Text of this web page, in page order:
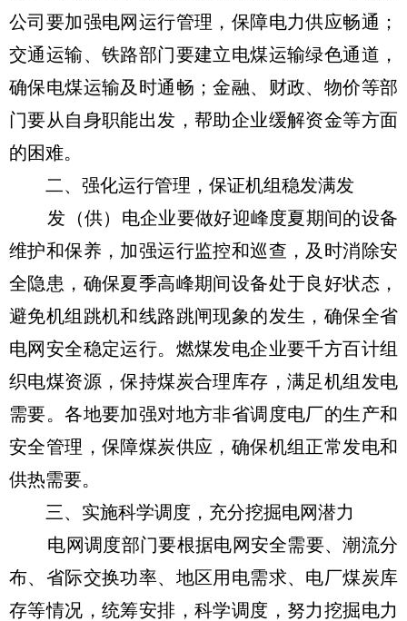
公司要加强电网运行管理，保障电力供应畅通；
交通运输、铁路部门要建立电煤运输绿色通道，
确保电煤运输及时通畅；金融、财政、物价等部
门要从自身职能出发，帮助企业缓解资金等方面
的困难。
二、强化运行管理，保证机组稳发满发
发（供）电企业要做好迎峰度夏期间的设备
维护和保养，加强运行监控和巡查，及时消除安
全隐患，确保夏季高峰期间设备处于良好状态，
避免机组跳机和线路跳闸现象的发生，确保全省
电网安全稳定运行。燃煤发电企业要千方百计组
织电煤资源，保持煤炭合理库存，满足机组发电
需要。各地要加强对地方非省调度电厂的生产和
安全管理，保障煤炭供应，确保机组正常发电和
供热需要。
三、实施科学调度，充分挖掘电网潜力
电网调度部门要根据电网安全需要、潮流分
布、省际交换功率、地区用电需求、电厂煤炭库
存等情况，统筹安排，科学调度，努力挖掘电力